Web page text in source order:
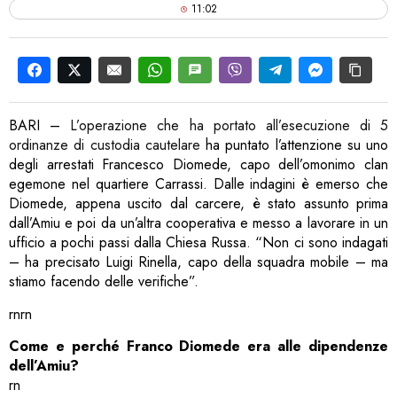
11:02
BARI – L’operazione che ha portato all’esecuzione di 5
ordinanze di custodia cautelare ha puntato l’attenzione su uno
degli arrestati Francesco Diomede, capo dell’omonimo clan
egemone nel quartiere Carrassi. Dalle indagini è emerso che
Diomede, appena uscito dal carcere, è stato assunto prima
dall’Amiu e poi da un’altra cooperativa e messo a lavorare in un
ufficio a pochi passi dalla Chiesa Russa. “Non ci sono indagati
– ha precisato Luigi Rinella, capo della squadra mobile – ma
stiamo facendo delle verifiche”.
rnrn
Come e perché Franco Diomede era alle dipendenze
dell’Amiu?
rn